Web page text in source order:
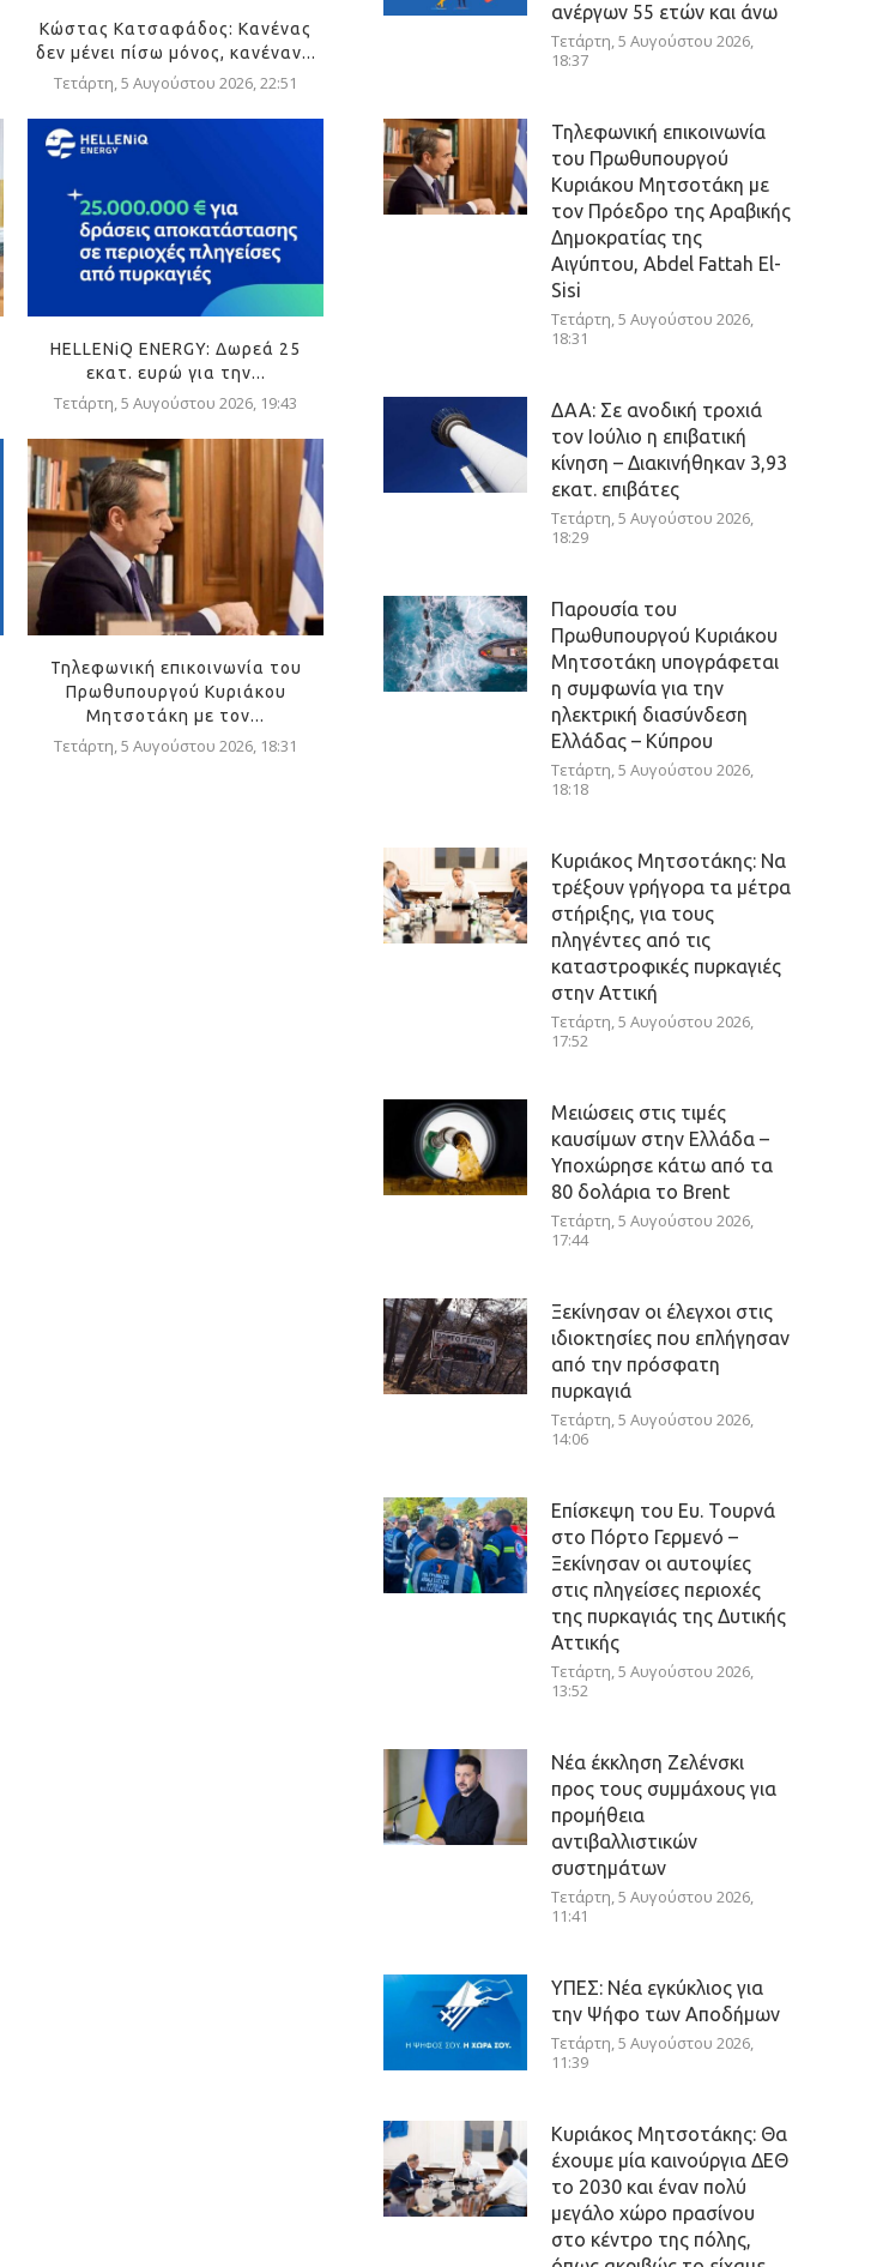
Κώστας Κατσαφάδος: Κανένας
δεν μένει πίσω μόνος, κανέναν...
Τετάρτη, 5 Αυγούστου 2026, 22:51
HELLENiQ ENERGY: Δωρεά 25
εκατ. ευρώ για την...
Τετάρτη, 5 Αυγούστου 2026, 19:43
Τηλεφωνική επικοινωνία του
Πρωθυπουργού Κυριάκου
Μητσοτάκη με τον...
Τετάρτη, 5 Αυγούστου 2026, 18:31
ανέργων 55 ετών και άνω
Τετάρτη, 5 Αυγούστου 2026,
18:37
Τηλεφωνική επικοινωνία
του Πρωθυπουργού
Κυριάκου Μητσοτάκη με
τον Πρόεδρο της Αραβικής
Δημοκρατίας της
Αιγύπτου, Abdel Fattah El-
Sisi
Τετάρτη, 5 Αυγούστου 2026,
18:31
ΔΑΑ: Σε ανοδική τροχιά
τον Ιούλιο η επιβατική
κίνηση – Διακινήθηκαν 3,93
εκατ. επιβάτες
Τετάρτη, 5 Αυγούστου 2026,
18:29
Παρουσία του
Πρωθυπουργού Κυριάκου
Μητσοτάκη υπογράφεται
η συμφωνία για την
ηλεκτρική διασύνδεση
Ελλάδας – Κύπρου
Τετάρτη, 5 Αυγούστου 2026,
18:18
Κυριάκος Μητσοτάκης: Να
τρέξουν γρήγορα τα μέτρα
στήριξης, για τους
πληγέντες από τις
καταστροφικές πυρκαγιές
στην Αττική
Τετάρτη, 5 Αυγούστου 2026,
17:52
Μειώσεις στις τιμές
καυσίμων στην Ελλάδα –
Υποχώρησε κάτω από τα
80 δολάρια το Brent
Τετάρτη, 5 Αυγούστου 2026,
17:44
Ξεκίνησαν οι έλεγχοι στις
ιδιοκτησίες που επλήγησαν
από την πρόσφατη
πυρκαγιά
Τετάρτη, 5 Αυγούστου 2026,
14:06
Επίσκεψη του Ευ. Τουρνά
στο Πόρτο Γερμενό –
Ξεκίνησαν οι αυτοψίες
στις πληγείσες περιοχές
της πυρκαγιάς της Δυτικής
Αττικής
Τετάρτη, 5 Αυγούστου 2026,
13:52
Νέα έκκληση Ζελένσκι
προς τους συμμάχους για
προμήθεια
αντιβαλλιστικών
συστημάτων
Τετάρτη, 5 Αυγούστου 2026,
11:41
ΥΠΕΣ: Νέα εγκύκλιος για
την Ψήφο των Αποδήμων
Τετάρτη, 5 Αυγούστου 2026,
11:39
Κυριάκος Μητσοτάκης: Θα
έχουμε μία καινούργια ΔΕΘ
το 2030 και έναν πολύ
μεγάλο χώρο πρασίνου
στο κέντρο της πόλης,